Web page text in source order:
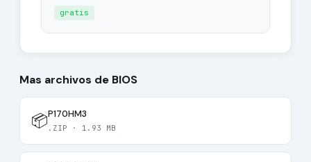
gratis
Mas archivos de BIOS
📦P170HM3
.ZIP · 1.93 MB